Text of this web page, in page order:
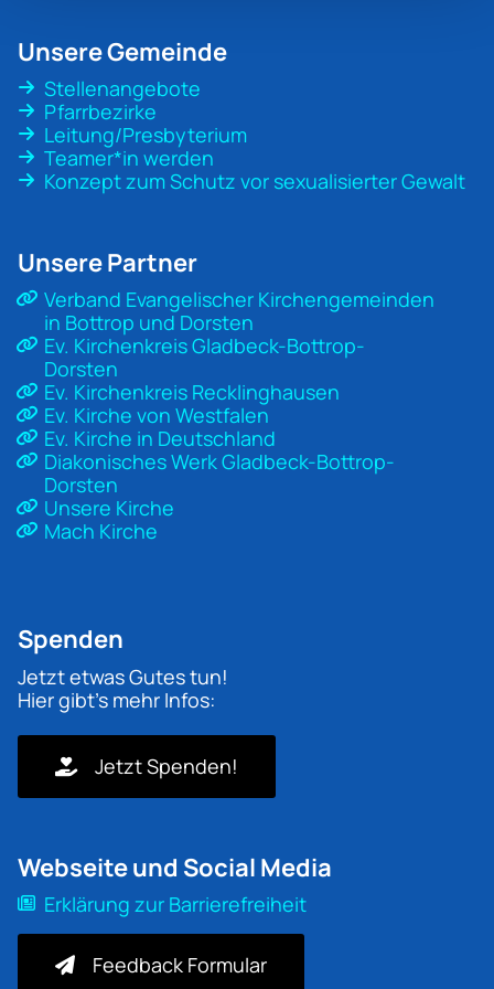
Unsere Gemeinde
Stellenangebote
Pfarrbezirke
Leitung/Presbyterium
Teamer*in werden
Konzept zum Schutz vor sexualisierter Gewalt
Unsere Partner
Verband Evangelischer Kirchengemeinden
in Bottrop und Dorsten
Ev. Kirchenkreis Gladbeck-Bottrop-
Dorsten
Ev. Kirchenkreis Recklinghausen
Ev. Kirche von Westfalen
Ev. Kirche in Deutschland
Diakonisches Werk Gladbeck-Bottrop-
Dorsten
Unsere Kirche
Mach Kirche
Spenden
Jetzt etwas Gutes tun!
Hier gibt's mehr Infos:
Jetzt Spenden!
Webseite und Social Media
Erklärung zur Barrierefreiheit
Feedback Formular